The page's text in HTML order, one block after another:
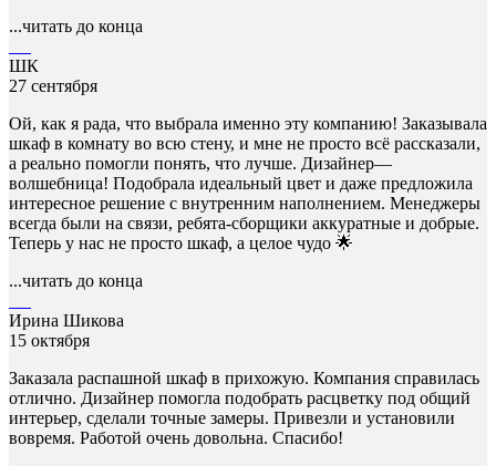
...читать до конца
ШК
27 сентября
Ой, как я рада, что выбрала именно эту компанию! Заказывала
шкаф в комнату во всю стену, и мне не просто всё рассказали,
а реально помогли понять, что лучше. Дизайнер—
волшебница! Подобрала идеальный цвет и даже предложила
интересное решение с внутренним наполнением. Менеджеры
всегда были на связи, ребята-сборщики аккуратные и добрые.
Теперь у нас не просто шкаф, а целое чудо 🌟
...читать до конца
Ирина Шикова
15 октября
Заказала распашной шкаф в прихожую. Компания справилась
отлично. Дизайнер помогла подобрать расцветку под общий
интерьер, сделали точные замеры. Привезли и установили
вовремя. Работой очень довольна. Спасибо!